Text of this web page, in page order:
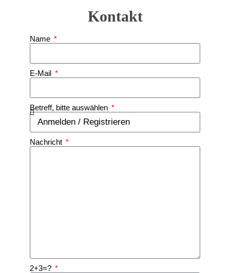
Kontakt
Name
E-Mail
Betreff, bitte auswählen
Nachricht
2+3=?